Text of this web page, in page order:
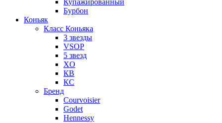
Бурбон
Коньяк
Класс Коньяка
3 звезды
VSOP
5 звезд
XO
КВ
КС
Бренд
Courvoisier
Godet
Hennessy